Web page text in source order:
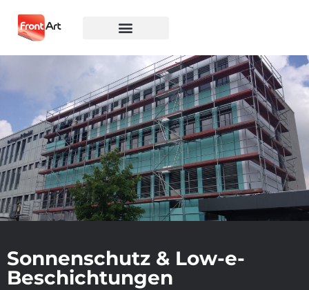
Sonnenschutz & Low-e-
Beschichtungen